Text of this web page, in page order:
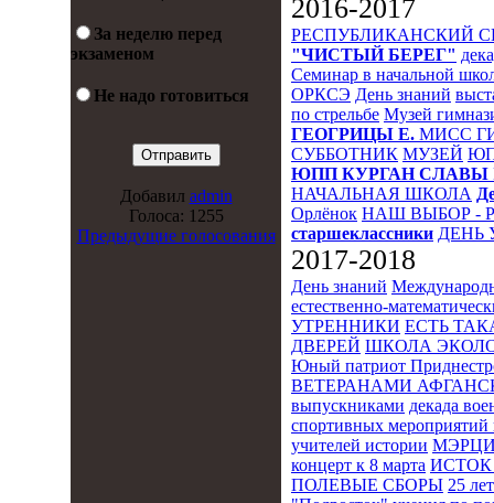
За неделю перед
экзаменом
Не надо готовиться
Добавил admin
Голоса: 1255
Предыдущие голосования
2016-2017
РЕСПУБЛИКАНСКИЙ
"ЧИСТЫЙ БЕРЕГ"
Семинар в начальной
ОРКСЭ День знаний
по стрельбе Музей
ГЕОГРИЦЫ Е. МИСС
СУББОТНИК МУЗЕЙ
ЮПП КУРГАН СЛАВЫ
НАЧАЛЬНАЯ ШКОЛА
Орлёнок НАШ ВЫБОР -
старшеклассники ДЕНЬ
2017-2018
День знаний
естественно-
УТРЕННИКИ ЕСТЬ
ДВЕРЕЙ ШКОЛА
Юный патриот
ВЕТЕРАНАМИ
выпускниками декада
спортивных мероприятий
учителей истории
концерт к 8 марта ИСТОК
ПОЛЕВЫЕ СБОРЫ 25